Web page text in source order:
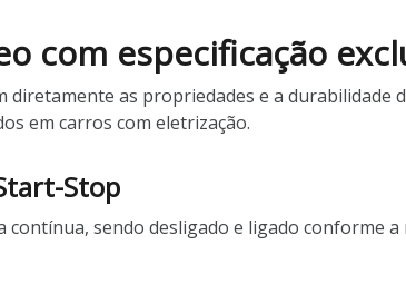
com especificação
as propriedades e a durabilidade
em carros com eletrização.
Stop
sendo desligado e ligado conforme a